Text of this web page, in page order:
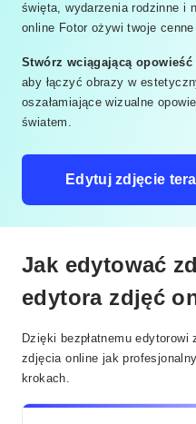
święta, wydarzenia rodzinne i
online Fotor ożywi twoje
Stwórz wciągającą
aby łączyć obrazy w
oszałamiające wizualne
światem.
Edytuj zdjęcie
Jak edytować
edytora zdjęć
Dzięki bezpłatnemu
zdjęcia online jak
krokach.